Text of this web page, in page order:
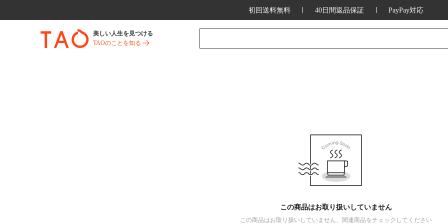
初回送料無料 40日間返品保証 PayPay対応
美しい人生を見つける
TAOのことを知る
この商品はお取り扱いしていません
この商品はお取り扱いしていません、関連商品をチェックしてください